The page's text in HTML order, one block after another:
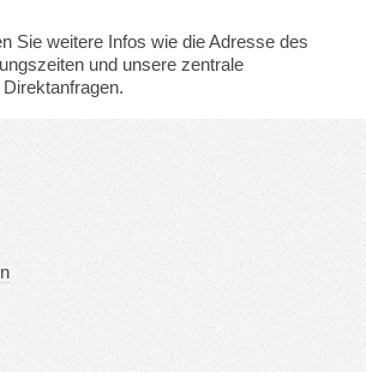
Sie weitere Infos wie die Adresse des
und unsere zentrale